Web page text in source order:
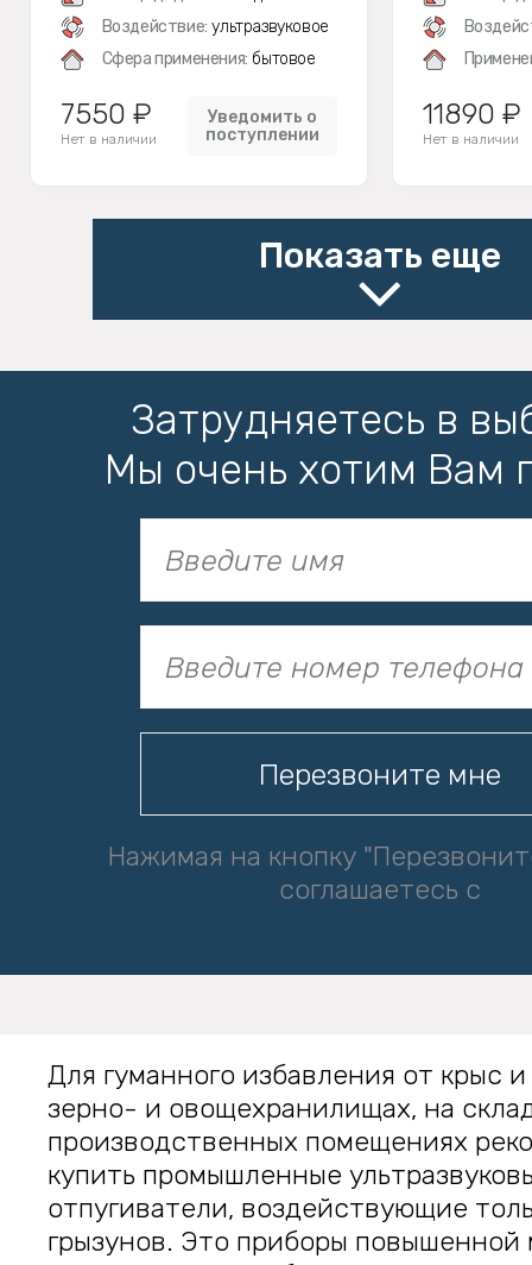
Воздействие: ультразвуковое
Сфера применения: бытовое
7550 ₽
Нет в наличии
Уведомить о
поступлении
11890 ₽
Нет в наличии
Показать еще
Затрудняетесь в
Мы очень хотим Вам
Нажимая на кнопку
соглашаетесь с
Для гуманного избавления от крыс
зерно- и овощехранилищах, на
производственных помещениях
купить промышленные
отпугиватели, воздействующие
грызунов. Это приборы